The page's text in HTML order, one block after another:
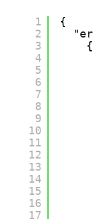
1
2
3
4
5
6
7
8
9
10
11
12
13
14
15
16
17
{
{